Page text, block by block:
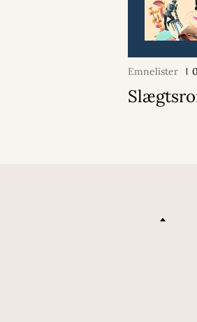
Emnelister